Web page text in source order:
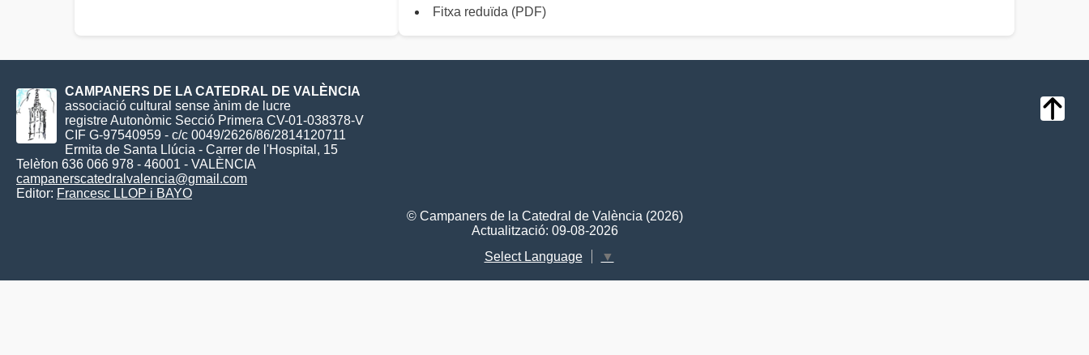
Fitxa reduïda (PDF)
CAMPANERS DE LA CATEDRAL DE VALÈNCIA
associació cultural sense ànim de lucre
registre Autonòmic Secció Primera CV-01-038378-V
CIF G-97540959 - c/c 0049/2626/86/2814120711
Ermita de Santa Llúcia - Carrer de l'Hospital, 15
Telèfon 636 066 978 - 46001 - VALÈNCIA
campanerscatedralvalencia@gmail.com
Editor: Francesc LLOP i BAYO
© Campaners de la Catedral de València (2026)
Actualització: 09-08-2026
Select Language
▼